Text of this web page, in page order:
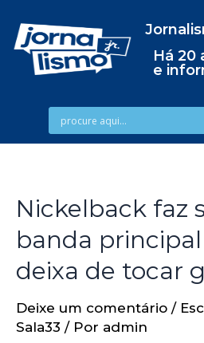
Há 20
e
Nickelback faz
banda
deixa de tocar
Deixe um comentário /
Sala33 / Por admin